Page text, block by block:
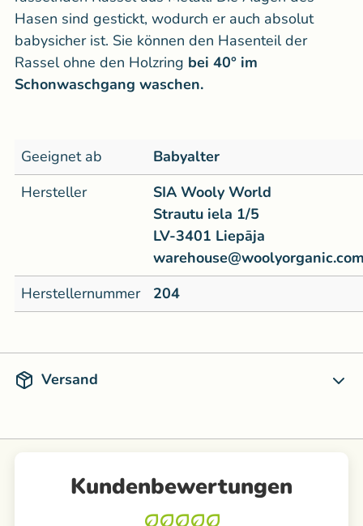
Hasen sind gestickt, wodurch er auch absolut
babysicher ist. Sie können den Hasenteil der
Rassel ohne den Holzring bei 40° im
Schonwaschgang waschen.
Geeignet ab
Babyalter
Hersteller
SIA Wooly World
Strautu iela 1/5
LV-3401 Liepāja
Herstellernummer
204
Versand
Kundenbewertungen